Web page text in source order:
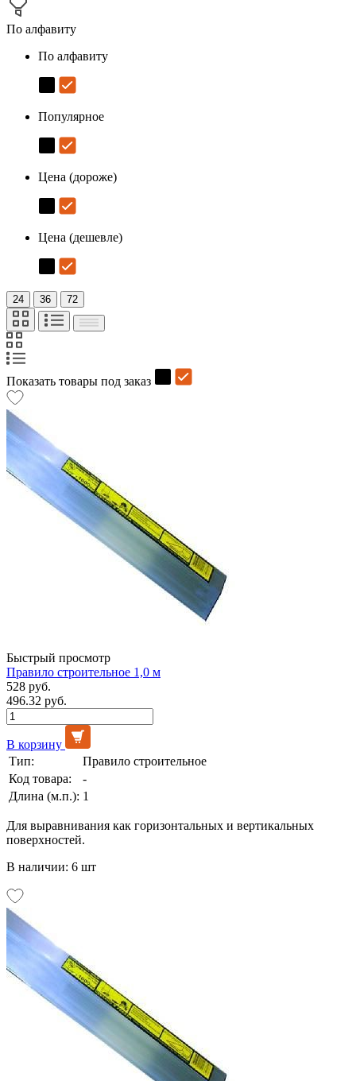
По алфавиту
По алфавиту
Популярное
Цена (дороже)
Цена (дешевле)
24 36 72
Показать товары под заказ
Быстрый просмотр
Правило строительное 1,0 м
528 руб.
496.32 руб.
В корзину
Тип:
Правило строительное
Код товара:
-
Длина (м.п.): 1
Для выравнивания как горизонтальных и вертикальных
поверхностей.
В наличии: 6 шт